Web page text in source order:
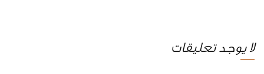
لا يوجد تعليقات